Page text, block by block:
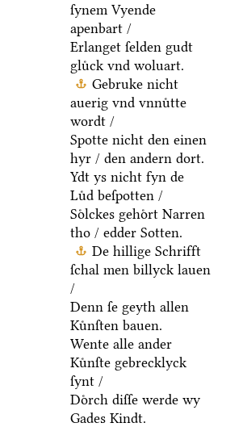
ſynem Vyende
apenbart /
Erlanget ſelden gudt
gluͤck vnd woluart.
Gebruke nicht
auerig vnd vnnuͤtte
wordt /
Spotte nicht den einen
hyr / den andern dort.
Ydt ys nicht fyn de
Luͤd beſpotten /
Soͤlckes gehoͤrt Narren
tho / edder Sotten.
De hillige Schrifft
ſchal men billyck lauen
/
Denn ſe geyth allen
Kuͤnſten bauen.
Wente alle ander
Kuͤnſte gebrecklyck
ſynt /
Doͤrch diſſe werde wy
Gades Kindt.